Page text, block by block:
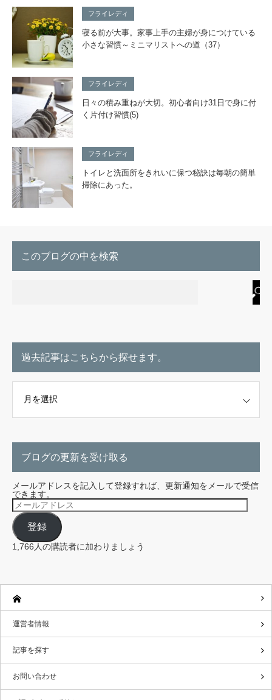
フライレディ
寝る前が大事。家事上手の主婦が身につけている
小さな習慣～ミニマリストへの道（37）
フライレディ
日々の積み重ねが大切。初心者向け31日で身に付
く片付け習慣(5)
フライレディ
トイレと洗面所をきれいに保つ秘訣は毎朝の簡単
掃除にあった。
このブログの中を検索
過去記事はこちらから探せます。
ブログの更新を受け取る
メールアドレスを記入して登録すれば、更新通知をメールで受信
できます。
メ
ー
ル
ア
ド
レ
ス
登録
1,766人の購読者に加わりましょう
運営者情報
記事を探す
お問い合わせ